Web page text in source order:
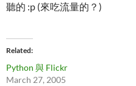
聽的 :p (來吃流量的？)
Related
Python 與 Flickr
March 27, 2005